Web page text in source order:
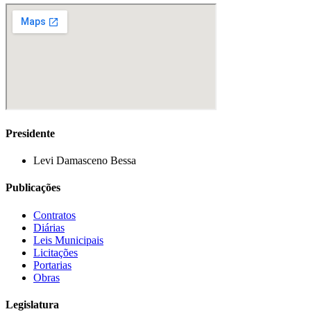
Presidente
Levi Damasceno Bessa
Publicações
Contratos
Diárias
Leis Municipais
Licitações
Portarias
Obras
Legislatura